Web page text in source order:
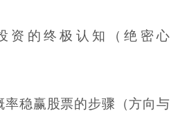
资的终极认知（绝密心
稳赢股票的步骤（方向与